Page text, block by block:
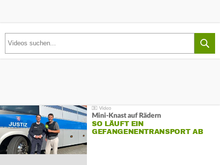
Mini-Knast auf Rädern
SO LÄUFT EIN
GEFANGENENTRANSPORT AB